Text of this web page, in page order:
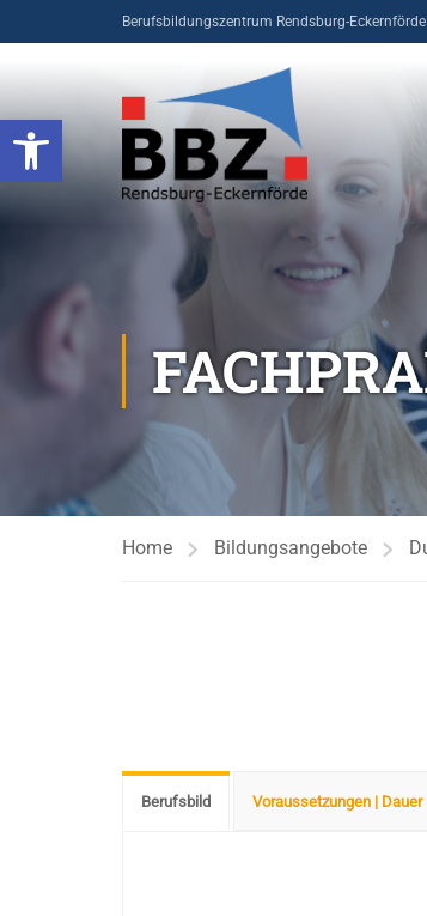
Open toolbar
Berufsbildungszentrum Rendsburg-Eckernförde
Home Bildungsangebote
Berufsbild Voraussetzungen | Dauer